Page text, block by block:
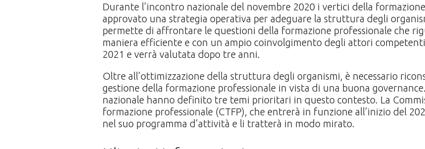
Durante l’incontro nazionale del novembre 2020 i vertici della
approvato una strategia operativa per adeguare la struttura degli
permette di affrontare le questioni della formazione professionale che
maniera efficiente e con un ampio coinvolgimento degli attori
2021 e verrà valutata dopo tre anni.
Oltre all’ottimizzazione della struttura degli organismi, è necessario
gestione della formazione professionale in vista di una buona
nazionale hanno definito tre temi prioritari in questo contesto. La
formazione professionale (CTFP), che entrerà in funzione all’inizio del
nel suo programma d’attività e li tratterà in modo mirato.